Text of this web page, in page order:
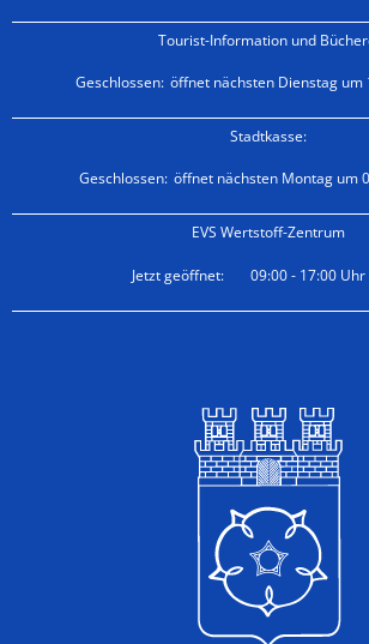
Tourist-Information und
Klicken, um weitere Öffnungs- oder
Geschlossen: öffnet nächsten Dienstag um
Stadtkasse:
Klicken, um weitere Öffnungs- oder
Geschlossen: öffnet nächsten Montag um
EVS Wertstoff-Zentrum
Klicken, um weitere Öffnungs- oder
Jetzt geöffnet: 09:00- 17:00Uhr